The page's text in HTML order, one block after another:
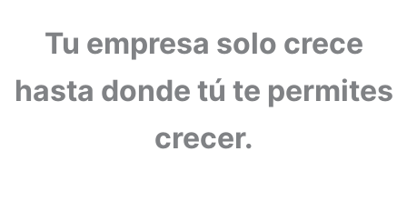
Tu empresa solo crece
hasta donde tú te permites
crecer.